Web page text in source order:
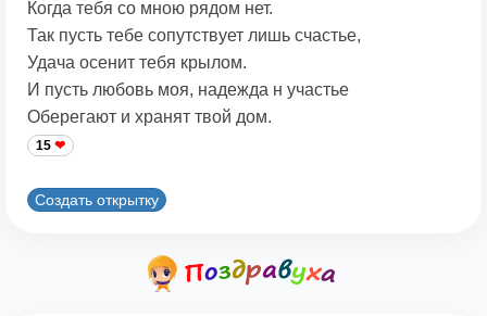
Когда тебя со мною рядом нет.
Так пусть тебе сопутствует лишь счастье,
Удача осенит тебя крылом.
И пусть любовь моя, надежда н участье
Оберегают и хранят твой дом.
15
Создать открытку